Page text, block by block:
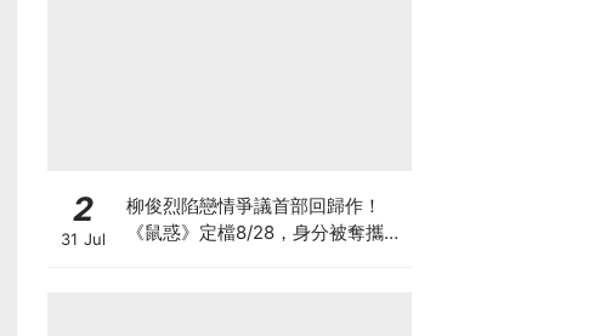
2
31 Jul
柳俊烈陷戀情爭議首部回歸作！
《鼠惑》定檔8/28，身分被奪攜手